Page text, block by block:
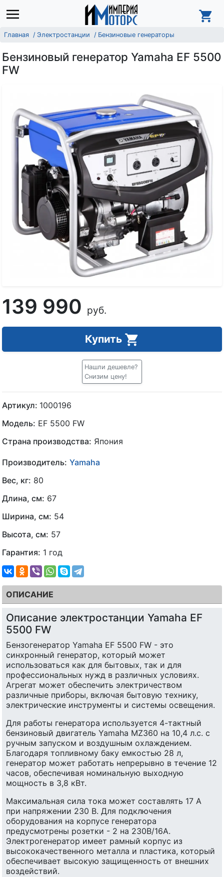
Главная Электростанции Бензиновые генераторы
Бензиновый генератор Yamaha EF 5500
FW
139 990 руб.
Купить
Нашли дешевле?
Снизим цену!
Артикул: 1000196
Модель: EF 5500 FW
Страна производства: Япония
Производитель: Yamaha
Вес, кг: 80
Длина, см: 67
Ширина, см: 54
Высота, см: 57
Гарантия: 1 год
ОПИСАНИЕ
Описание электростанции Yamaha EF
5500 FW
Бензогенератор Yamaha EF 5500 FW - это
синхронный генератор, который может
использоваться как для бытовых, так и для
профессиональных нужд в различных условиях.
Агрегат может обеспечить электричеством
различные приборы, включая бытовую технику,
электрические инструменты и системы освещения.
Для работы генератора используется 4-тактный
бензиновый двигатель Yamaha MZ360 на 10,4 л.с. с
ручным запуском и воздушным охлаждением.
Благодаря топливному баку емкостью 28 л,
генератор может работать непрерывно в течение 12
часов, обеспечивая номинальную выходную
мощность в 3,8 кВт.
Максимальная сила тока может составлять 17 А
при напряжении 230 В. Для подключения
оборудования на корпусе генератора
предусмотрены розетки - 2 на 230В/16А.
Электрогенератор имеет рамный корпус из
высококачественного металла и пластика, который
обеспечивает высокую защищенность от внешних
воздействий.